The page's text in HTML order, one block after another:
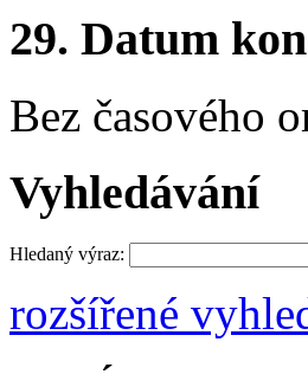
29. Datum
Bez časového
Vyhledávání
Hledaný výraz:
rozšířené